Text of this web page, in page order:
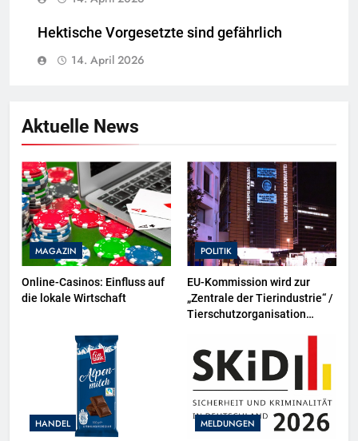
Hektische Vorgesetzte sind gefährlich
14. April 2026
Aktuelle News
MAGAZIN
Online-Casinos: Einfluss auf
die lokale Wirtschaft
POLITIK
EU-Kommission wird zur
„Zentrale der Tierindustrie“ /
Tierschutzorganisation
Projektion in Brüssel die
Nähe der EU-Kommission zur
Tierindustrie an
HANDEL MELDUNGEN